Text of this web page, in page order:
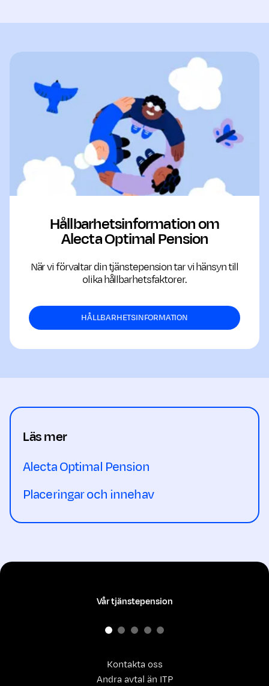
Hållbarhetsinformation om
Alecta Optimal Pension
När vi förvaltar din tjänstepension tar vi hänsyn till
olika hållbarhetsfaktorer.
HÅLLBARHETSINFORMATION
Läs mer
Alecta Optimal Pension
Placeringar och innehav
Kontakta oss
Andra avtal än ITP
Vår tjänstepension